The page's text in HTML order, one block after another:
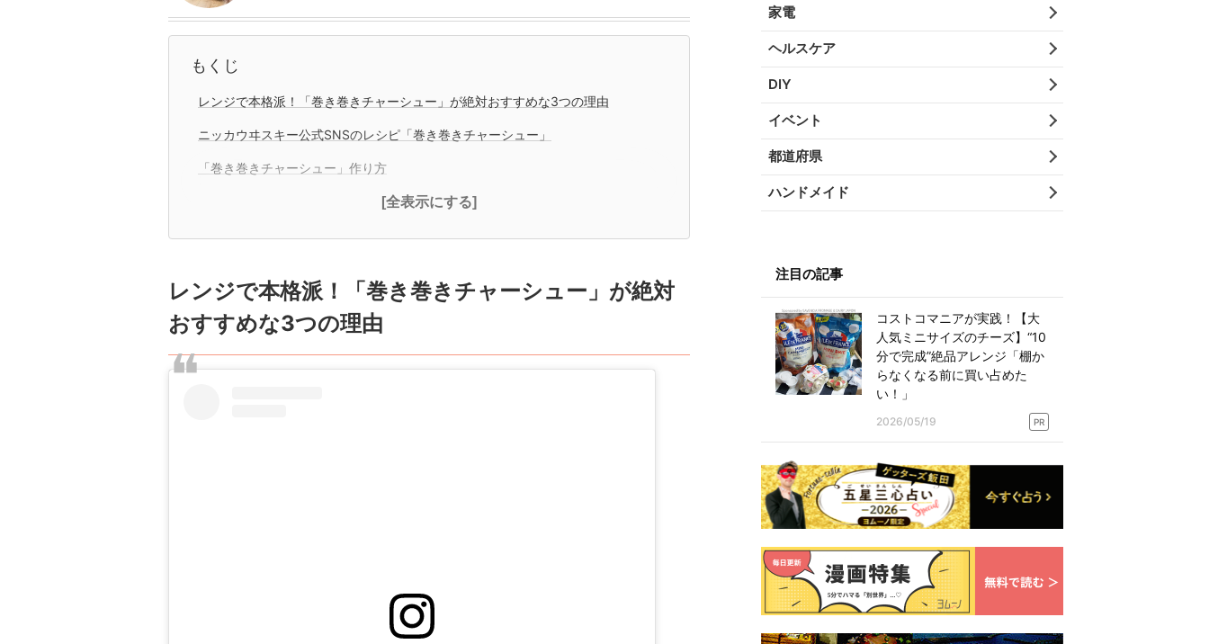
もくじ
レンジで本格派！「巻き巻きチャーシュー」が絶対おすすめな3つの理由
ニッカウヰスキー公式SNSのレシピ「巻き巻きチャーシュー」
「巻き巻きチャーシュー」作り方
[全表示にする]
レンジで本格派！「巻き巻きチャーシュー」が絶対
おすすめな3つの理由
家電
ヘルスケア
DIY
イベント
都道府県
ハンドメイド
注目の記事
コストコマニアが実践！【大
人気ミニサイズのチーズ】“10
分で完成”絶品アレンジ「棚か
らなくなる前に買い占めた
い！」
2026/05/19 PR